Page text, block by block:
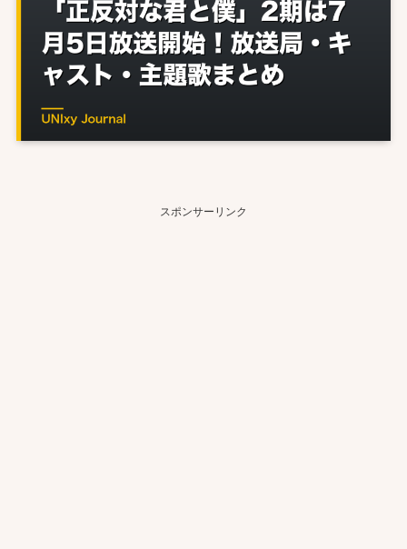
スポンサーリンク